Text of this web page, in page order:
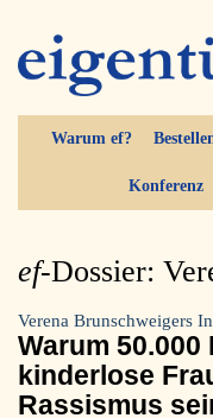
Warum ef?
Konferenz
ef-Dossier:
Verena Brunschweigers
Warum
kinderlose
Rassismus